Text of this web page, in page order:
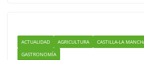
ACTUALIDAD AGRICULTURA CASTILLA-LA
GASTRONOMÍA